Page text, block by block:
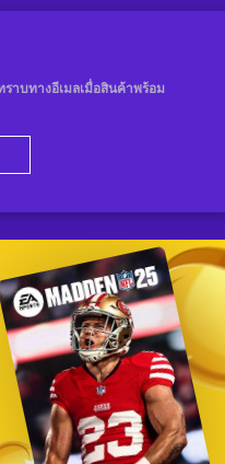
าบทางอีเมลเมื่อสินค้าพร้อม